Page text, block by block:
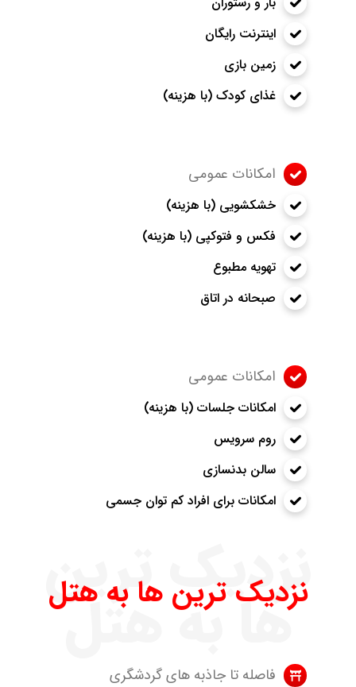
اینترنت رایگان
زمین بازی
غذای کودک (با هزینه)
امکانات عمومی
خشکشویی (با هزینه)
فکس و فتوکپی (با هزینه)
تهویه مطبوع
صبحانه در اتاق
امکانات عمومی
امکانات جلسات (با هزینه)
روم سرویس
سالن بدنسازی
امکانات برای افراد کم توان جسمی
نزدیک ترین
ها به هتل
نزدیک ترین ها به هتل
فاصله تا جاذبه های گردشگری